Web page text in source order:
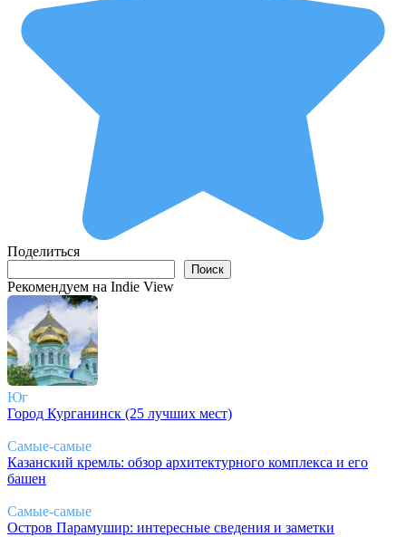
Поделиться
Поиск
Рекомендуем на Indie View
Юг
Город Курганинск (25 лучших мест)
Самые-самые
Казанский кремль: обзор архитектурного комплекса и его
башен
Самые-самые
Остров Парамушир: интересные сведения и заметки